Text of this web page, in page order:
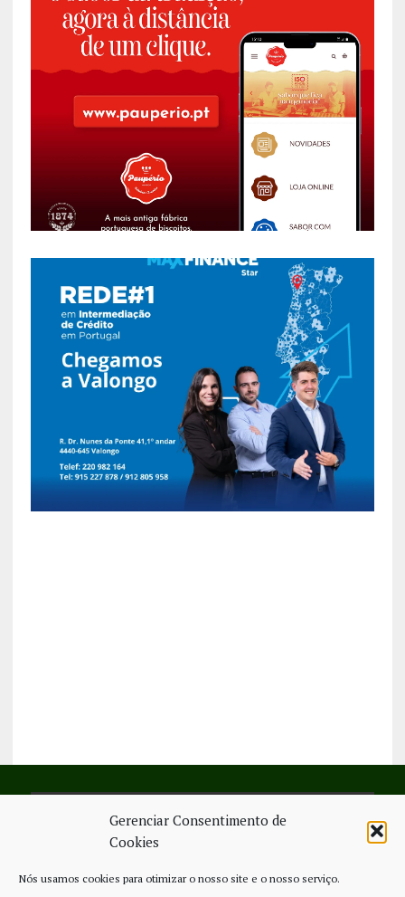
Gerenciar Consentimento de
Cookies
Nós usamos cookies para otimizar o nosso site e o nosso serviço.
SIGA-NOS NO FACEBOOK